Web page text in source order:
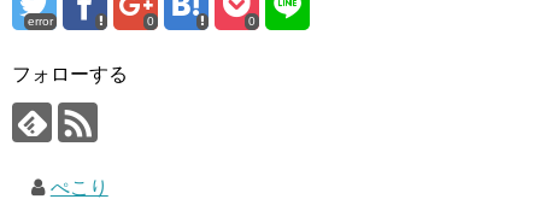
error 0 0
フォローする
ぺこり